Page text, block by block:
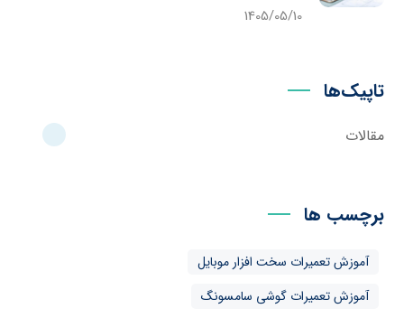
1405/05/10
تاپیک‌ها
مقالات
برچسب ها
آموزش تعمیرات سخت افزار موبایل
آموزش تعمیرات گوشی سامسونگ